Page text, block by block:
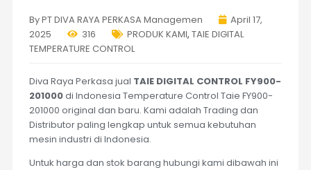
By PT DIVA RAYA PERKASA Managemen
April 17,
2025
316 PRODUK KAMI, TAIE DIGITAL
TEMPERATURE CONTROL
Diva Raya Perkasa jual TAIE DIGITAL CONTROL FY900-
201000di Indonesia Temperature Control Taie FY900-
201000 original dan baru. Kami adalah Trading dan
Distributor paling lengkap untuk semua kebutuhan
mesin industri di Indonesia.
Untuk harga dan stok barang hubungi kami dibawah ini